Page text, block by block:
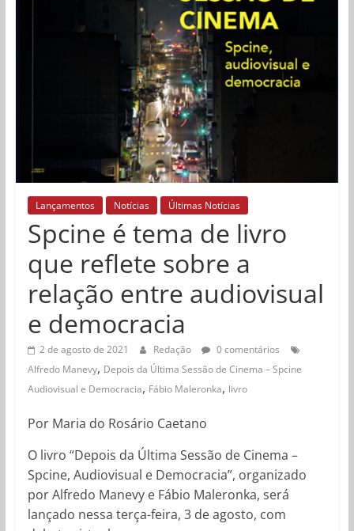
Lançamentos Notícias Últimas Notícias
Spcine é tema de livro
que reflete sobre a
relação entre audiovisual
e democracia
2 de agosto de 2021 Redação
0 comentários
Alfredo Manevy, Depois da Última Sessão de Cinema – Spcine
Audiovisual e Democracia, Fábio Maleronka, livro
Por Maria do Rosário Caetano
O livro “Depois da Última Sessão de Cinema –
Spcine, Audiovisual e Democracia”, organizado
por Alfredo Manevy e Fábio Maleronka, será
lançado nessa terça-feira, 3 de agosto, com